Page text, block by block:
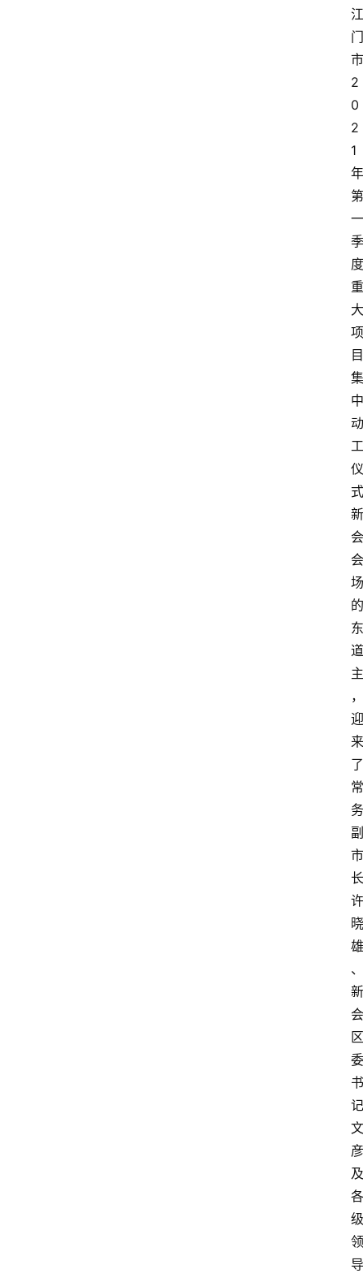
江
门
市
2
0
2
1
年
第
一
季
度
重
大
项
目
集
中
动
工
仪
式
新
会
会
场
的
东
道
主
，
迎
来
了
常
务
副
市
长
许
晓
雄
、
新
会
区
委
书
记
文
彦
及
各
级
领
导